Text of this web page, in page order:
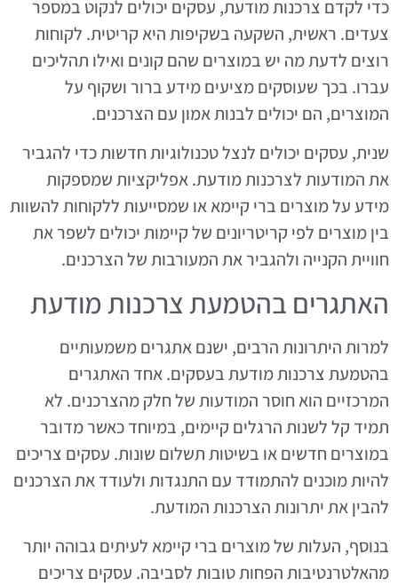
כדי לקדם צרכנות מודעת, עסקים יכולים לנקוט במספר
צעדים. ראשית, השקעה בשקיפות היא קריטית. לקוחות
רוצים לדעת מה יש במוצרים שהם קונים ואילו תהליכים
עברו. בכך שעוסקים מציעים מידע ברור ושקוף על
המוצרים, הם יכולים לבנות אמון עם הצרכנים.
שנית, עסקים יכולים לנצל טכנולוגיות חדשות כדי להגביר
את המודעות לצרכנות מודעת. אפליקציות שמספקות
מידע על מוצרים ברי קיימא או שמסייעות ללקוחות להשוות
בין מוצרים לפי קריטריונים של קיימות יכולים לשפר את
חוויית הקנייה ולהגביר את המעורבות של הצרכנים.
האתגרים בהטמעת צרכנות מודעת
למרות היתרונות הרבים, ישנם אתגרים משמעותיים
בהטמעת צרכנות מודעת בעסקים. אחד האתגרים
המרכזיים הוא חוסר המודעות של חלק מהצרכנים. לא
תמיד קל לשנות הרגלים קיימים, במיוחד כאשר מדובר
במוצרים חדשים או בשיטות תשלום שונות. עסקים צריכים
להיות מוכנים להתמודד עם התנגדות ולעודד את הצרכנים
להבין את יתרונות הצרכנות המודעת.
בנוסף, העלות של מוצרים ברי קיימא לעיתים גבוהה יותר
מהאלטרנטיבות הפחות טובות לסביבה. עסקים צריכים